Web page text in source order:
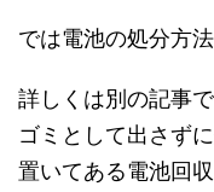
では電池の処分方
詳しくは別の記事
ゴミとして出さず
置いてある電池回